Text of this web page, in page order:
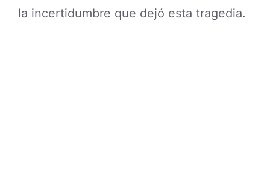
la incertidumbre que dejó esta tragedia.